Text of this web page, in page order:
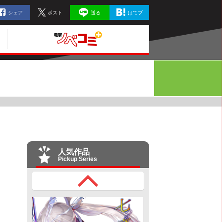
シェア ポスト 送る はてブ
人気作品
Pickup Series